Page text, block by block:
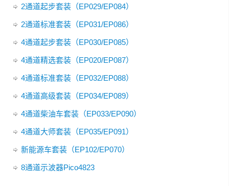
2通道起步套装（EP029/EP084）
2通道标准套装（EP031/EP086）
4通道起步套装（EP030/EP085）
4通道精选套装（EP020/EP087）
4通道标准套装（EP032/EP088）
4通道高级套装（EP034/EP089）
4通道柴油车套装（EP033/EP090）
4通道大师套装（EP035/EP091）
新能源车套装（EP102/EP070）
8通道示波器Pico4823